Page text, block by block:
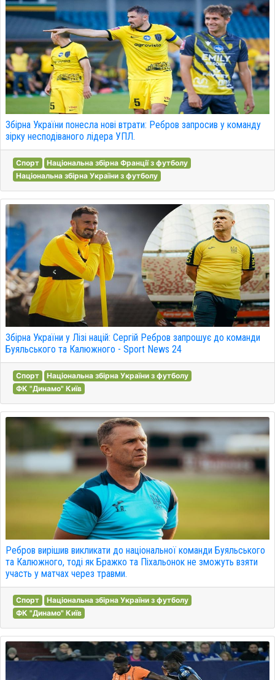
Збірна України понесла нові втрати: Ребров запросив у команду
зірку несподіваного лідера УПЛ.
Спорт
Національна збірна Франції з футболу
Національна збірна України з футболу
Збірна України у Лізі націй: Сергій Ребров запрошує до команди
Буяльського та Калюжного - Sport News 24
Спорт
Національна збірна України з футболу
ФК "Динамо" Київ
Ребров вирішив викликати до національної команди Буяльського
та Калюжного, тоді як Бражко та Піхальонок не зможуть взяти
участь у матчах через травми.
Спорт
Національна збірна України з футболу
ФК "Динамо" Київ